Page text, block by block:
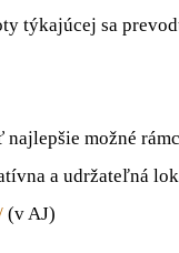
týkajúcej sa
možné
a udržateľná
(v AJ)